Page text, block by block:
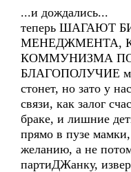
...и дождались...
теперь ШАГАЮТ
МЕНЕДЖМЕНТА,
КОММУНИЗМА ПО
БЛАГОПОЛУЧИЕ
стонет, но зато у
связи, как залог
браке, и лишние
прямо в пузе
желанию, а не
партиДЖанку,